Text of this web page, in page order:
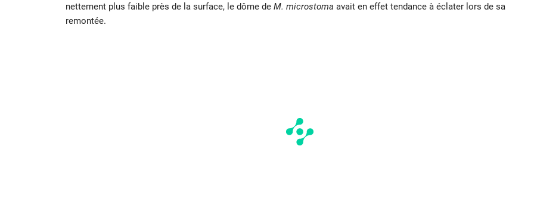
nettement plus faible près de la surface, le dôme de M. microstoma avait en effet tendance à éclater lors de sa
remontée.